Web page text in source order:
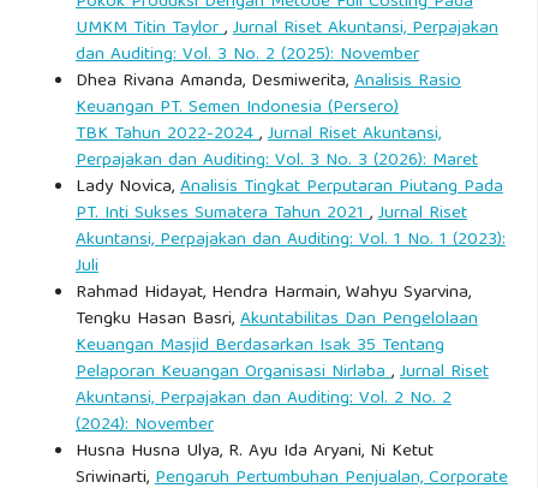
UMKM Titin Taylor,Jurnal Riset Akuntansi, Perpajakan
dan Auditing: Vol. 3 No. 2 (2025): November
Dhea Rivana Amanda, Desmiwerita,Analisis Rasio
Keuangan PT. Semen Indonesia (Persero)
TBK Tahun 2022-2024,Jurnal Riset Akuntansi,
Perpajakan dan Auditing: Vol. 3 No. 3 (2026): Maret
Lady Novica,Analisis Tingkat Perputaran Piutang Pada
PT. Inti Sukses Sumatera Tahun 2021,Jurnal Riset
Akuntansi, Perpajakan dan Auditing: Vol. 1 No. 1 (2023):
Juli
Rahmad Hidayat, Hendra Harmain, Wahyu Syarvina,
Tengku Hasan Basri,Akuntabilitas Dan Pengelolaan
Keuangan Masjid Berdasarkan Isak 35 Tentang
Pelaporan Keuangan Organisasi Nirlaba,Jurnal Riset
Akuntansi, Perpajakan dan Auditing: Vol. 2 No. 2
(2024): November
Husna Husna Ulya, R. Ayu Ida Aryani, Ni Ketut
Sriwinarti,Pengaruh Pertumbuhan Penjualan, Corporate